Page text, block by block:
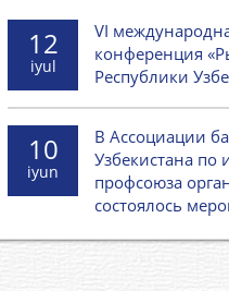
12
iyul
VI
конференция
Республики
10
iyun
В Ассоциации
Узбекистана по
профсоюза
состоялось